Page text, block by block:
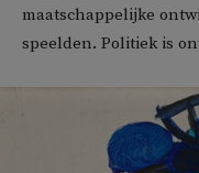
maatschappelijke
speelden. Politiek is